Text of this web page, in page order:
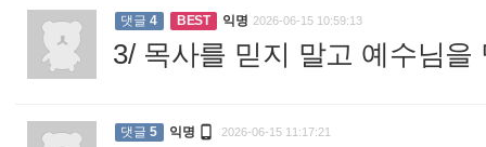
댓글 4 BEST 익명 2026-06-15 10:59:13
3/ 목사를 믿지 말고 예수님
댓글 5 익명  2026-06-15 11:17:21